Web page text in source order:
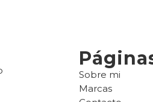
Sobre mi
Marcas